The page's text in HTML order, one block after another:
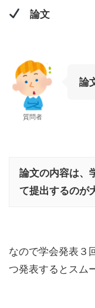
論文
質問者
論
論文の内容は、
て提出するのが
なので学会発表３
つ発表するとスム